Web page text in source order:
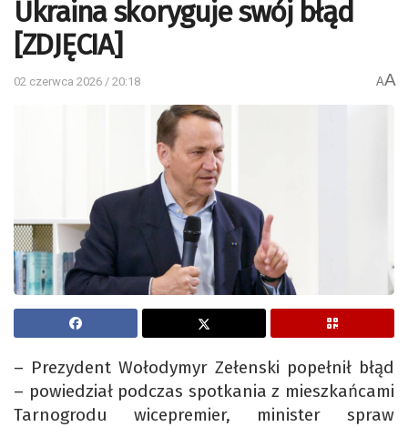
Ukraina skoryguje swój błąd
[ZDJĘCIA]
02 czerwca 2026 / 20:18 AA
– Prezydent Wołodymyr Zełenski popełnił błąd
– powiedział podczas spotkania z mieszkańcami
Tarnogrodu wicepremier, minister spraw